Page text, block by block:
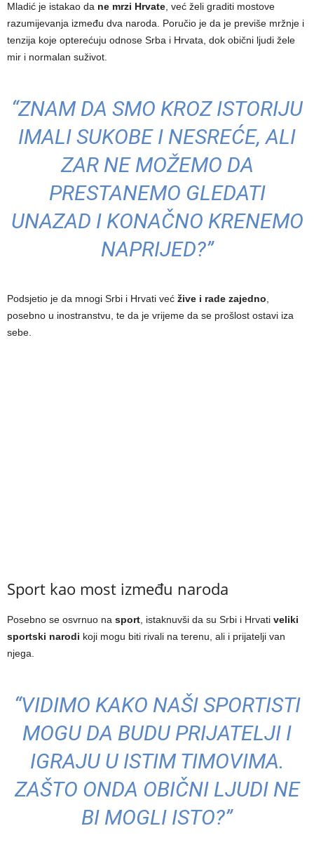
Mladić je istakao da ne mrzi Hrvate , već želi graditi mostove
razumijevanja između dva naroda. Poručio je da je previše mržnje i
tenzija koje opterećuju odnose Srba i Hrvata, dok obični ljudi žele
mir i normalan suživot.
“ZNAM DA SMO KROZ ISTORIJU
IMALI SUKOBE I NESREĆE, ALI
ZAR NE MOŽEMO DA
PRESTANEMO GLEDATI
UNAZAD I KONAČNO KRENEMO
NAPRIJED?”
Podsjetio je da mnogi Srbi i Hrvati već žive i rade zajedno
posebno u inostranstvu, te da je vrijeme da se prošlost ostavi iza
sebe.
Sport kao most između naroda
Posebno se osvrnuo na sport , istaknuvši da su Srbi i Hrvati veliki
sportski narodi koji mogu biti rivali na terenu, ali i prijatelji van
njega.
“VIDIMO KAKO NAŠI SPORTISTI
MOGU DA BUDU PRIJATELJI I
IGRAJU U ISTIM TIMOVIMA.
ZAŠTO ONDA OBIČNI LJUDI NE
BI MOGLI ISTO?”